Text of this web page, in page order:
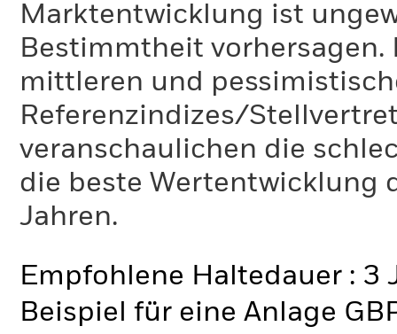
Marktentwicklung ist
Bestimmtheit
mittleren und
Referenzindizes/
veranschaulichen die
die beste Wertentwicklung
Jahren.
Empfohlene Haltedauer : 3
Beispiel für eine Anlage